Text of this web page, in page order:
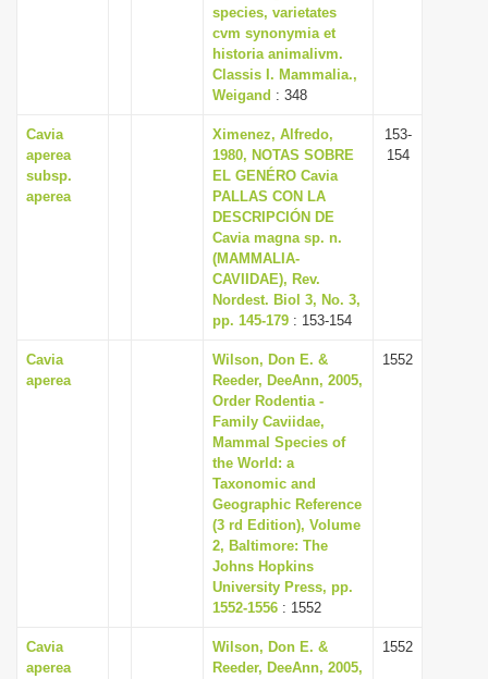
species, varietates
cvm synonymia et
historia animalivm.
Classis I. Mammalia.,
Weigand : 348
Cavia
aperea
subsp.
aperea
Ximenez, Alfredo,
1980, NOTAS SOBRE
EL GENÉRO Cavia
PALLAS CON LA
DESCRIPCIÓN DE
Cavia magna sp. n.
(MAMMALIA-
CAVIIDAE), Rev.
Nordest. Biol 3, No. 3,
pp. 145-179 : 153-154
153-
154
Cavia
aperea
Wilson, Don E. &
Reeder, DeeAnn, 2005,
Order Rodentia -
Family Caviidae,
Mammal Species of
the World: a
Taxonomic and
Geographic Reference
(3 rd Edition), Volume
2, Baltimore: The
Johns Hopkins
University Press, pp.
1552-1556 : 1552
1552
Cavia
aperea
Wilson, Don E. &
Reeder, DeeAnn, 2005,
1552